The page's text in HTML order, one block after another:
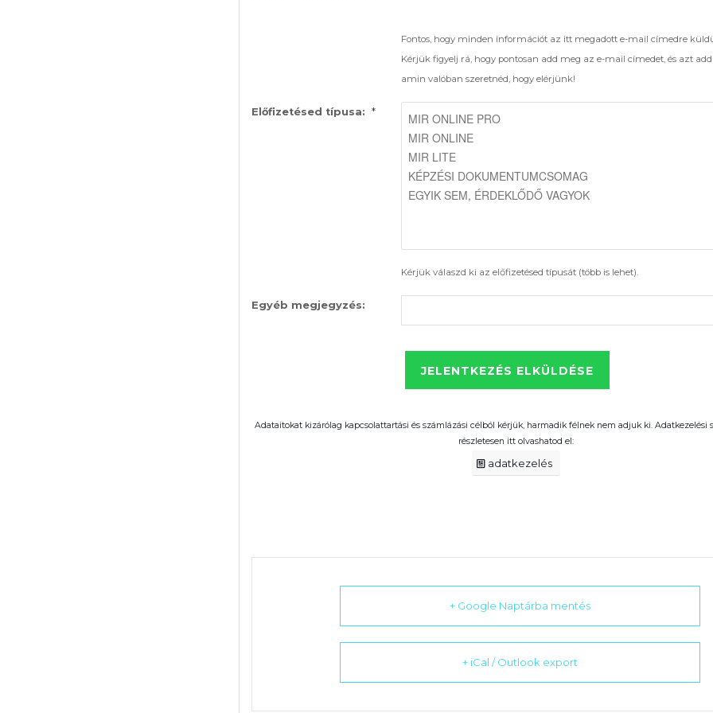
Fontos, hogy minden információt az itt megadott e-mail címedre
Kérjük figyelj rá, hogy pontosan add meg az e-mail címedet, és azt
amin valóban szeretnéd, hogy elérjünk!
Előfizetésed típusa: *
Kérjük válaszd ki az előfizetésed típusát (több is lehet).
Egyéb megjegyzés:
Adataitokat kizárólag kapcsolattartási és számlázási célból kérjük, harmadik félnek nem adjuk ki. Adatkezelési
részletesen itt olvashatod el:
adatkezelés
+ Google Naptárba mentés
+ iCal / Outlook export